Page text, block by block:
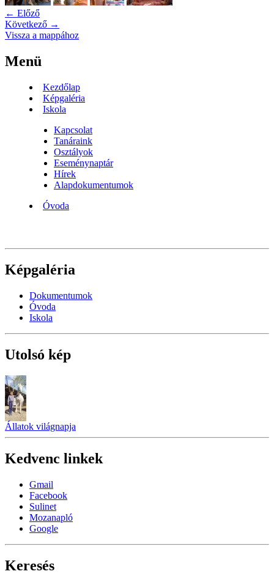
← Előző
Következő →
Vissza a mappához
Menü
Kezdőlap
Képgaléria
Iskola
Kapcsolat
Tanáraink
Osztályok
Eseménynaptár
Hírek
Alapdokumentumok
Óvoda
Képgaléria
Dokumentumok
Óvoda
Iskola
Utolsó kép
Állatok világnapja
Kedvenc linkek
Gmail
Facebook
Sulinet
Mozanapló
Google
Keresés